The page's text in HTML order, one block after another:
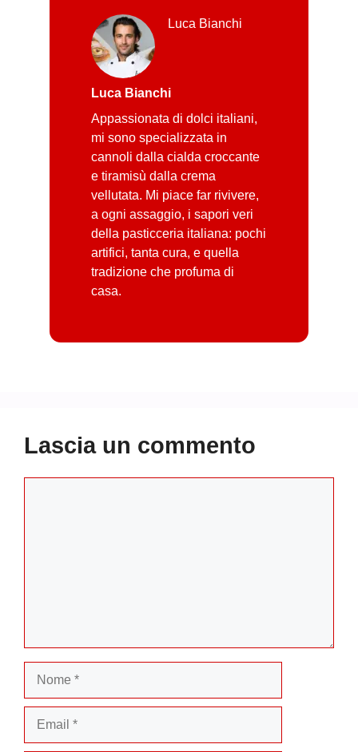
Luca Bianchi
Luca Bianchi
Appassionata di dolci italiani,
mi sono specializzata in
cannoli dalla cialda croccante
e tiramisù dalla crema
vellutata. Mi piace far rivivere,
a ogni assaggio, i sapori veri
della pasticceria italiana: pochi
artifici, tanta cura, e quella
tradizione che profuma di
casa.
Lascia un commento